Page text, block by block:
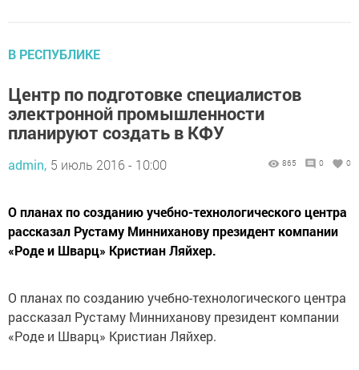
В РЕСПУБЛИКЕ
Центр по подготовке специалистов
электронной промышленности
планируют создать в КФУ
admin, 5 июль 2016 - 10:00 865 0 0
О планах по созданию учебно-технологического центра
рассказал Рустаму Минниханову президент компании
«Роде и Шварц» Кристиан Ляйхер.
О планах по созданию учебно-технологического центра
рассказал Рустаму Минниханову президент компании
«Роде и Шварц» Кристиан Ляйхер.